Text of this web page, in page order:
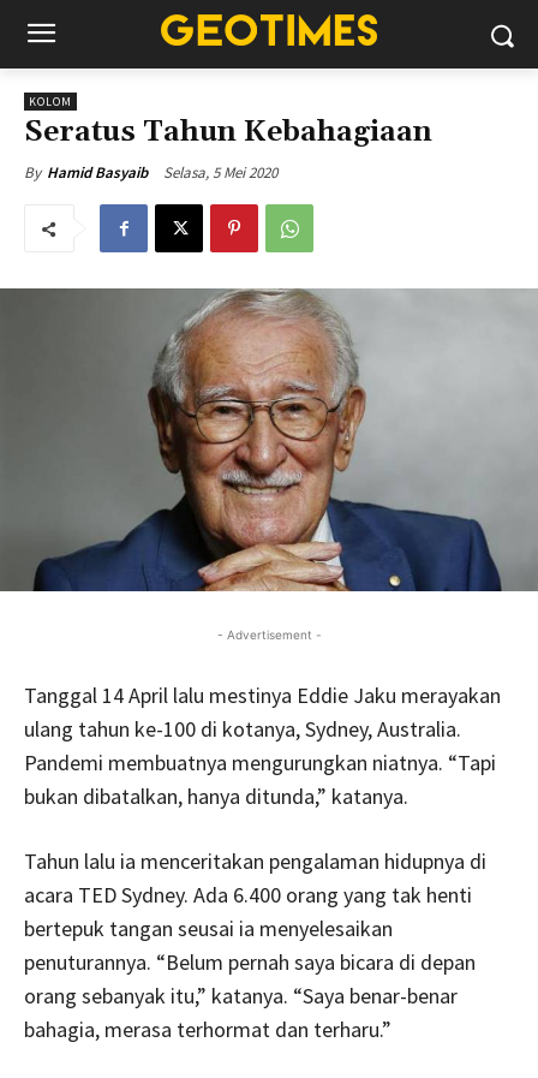
KOLOM
Seratus Tahun Kebahagiaan
By Hamid Basyaib Selasa, 5 Mei 2020
- Advertisement -
Tanggal 14 April lalu mestinya Eddie Jaku merayakan
ulang tahun ke-100 di kotanya, Sydney, Australia.
Pandemi membuatnya mengurungkan niatnya. “Tapi
bukan dibatalkan, hanya ditunda,” katanya.
Tahun lalu ia menceritakan pengalaman hidupnya di
acara TED Sydney. Ada 6.400 orang yang tak henti
bertepuk tangan seusai ia menyelesaikan
penuturannya. “Belum pernah saya bicara di depan
orang sebanyak itu,” katanya. “Saya benar-benar
bahagia, merasa terhormat dan terharu.”